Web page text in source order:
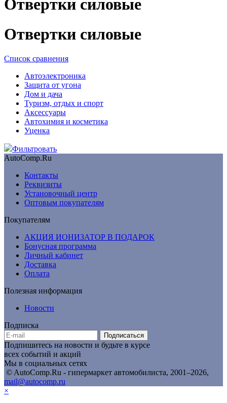
Отвертки силовые
Отвертки силовые
Список сравнения
Автоэлектроника
Защита от угона
Дом и дача
Туризм, отдых и спорт
Аксессуары
Автохимия и косметика
Уценка
Фильтровать
AutoComp.Ru
Контакты
Реквизиты
Установочный центр
Оптовым покупателям
Покупателям
АКЦИЯ ИОНИЗАТОР В ПОДАРОК
Бонусная программа
Личный кабинет
Доставка
Оплата
Полезная информация
Новости
Подписка
Подписаться
Подпишитесь на новости и будьте в курсе
всех событий и акций
Мы в социальных сетях
© AutoComp.Ru - гипермаркет автомобилиста, 2001–2026,
mail@autocomp.ru
×